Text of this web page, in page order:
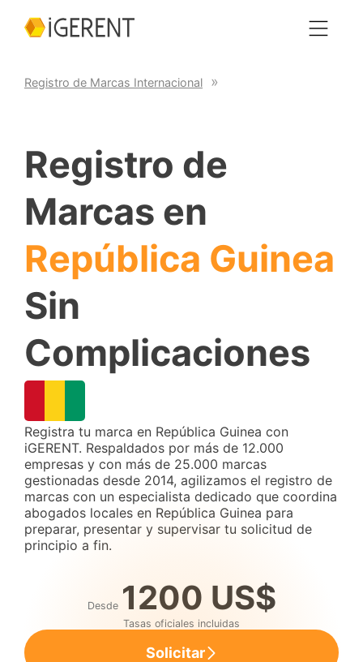
Registro de Marcas Internacional
Registro de
Marcas en
República Guinea
Sin
Complicaciones
Registra tu marca en República Guinea con
iGERENT. Respaldados por más de 12.000
empresas y con más de 25.000 marcas
gestionadas desde 2014, agilizamos el registro de
marcas con un especialista dedicado que coordina
abogados locales en República Guinea para
preparar, presentar y supervisar tu solicitud de
principio a fin.
Desde 1200 US$
Tasas oficiales incluidas
Solicitar